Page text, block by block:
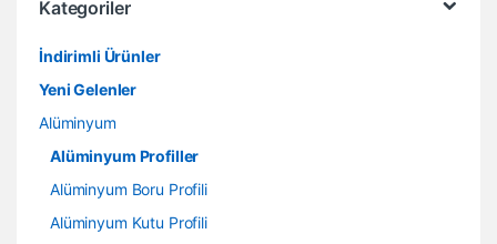
Kategoriler
İndirimli Ürünler
Yeni Gelenler
Alüminyum
Alüminyum Profiller
Alüminyum Boru Profili
Alüminyum Kutu Profili